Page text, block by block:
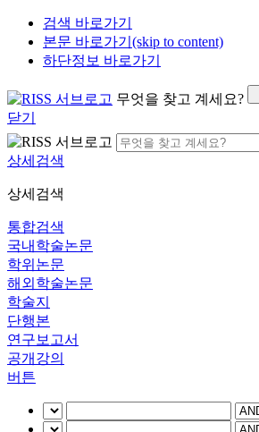
검색 바로가기
본문 바로가기(skip to content)
하단정보 바로가기
무엇을 찾고 계세요?
닫기
상세검색
상세검색
통합검색
국내학술논문
학위논문
해외학술논문
학술지
단행본
연구보고서
공개강의
버튼